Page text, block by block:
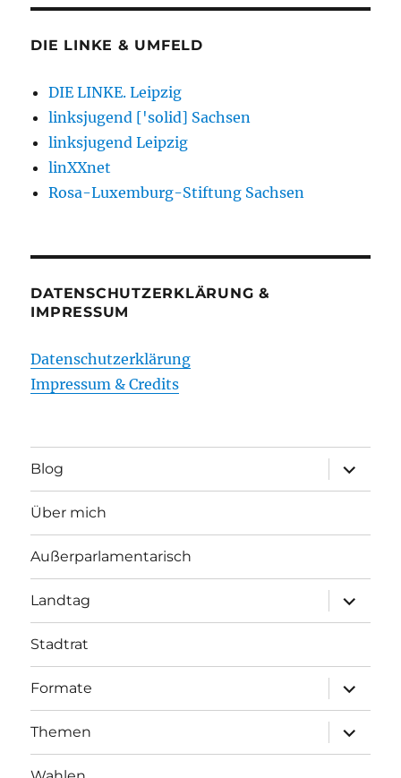
DIE LINKE & UMFELD
DIE LINKE. Leipzig
linksjugend ['solid] Sachsen
linksjugend Leipzig
linXXnet
Rosa-Luxemburg-Stiftung Sachsen
DATENSCHUTZERKLÄRUNG &
IMPRESSUM
Datenschutzerklärung
Impressum & Credits
Blog
öffnen
Über mich
Außerparlamentarisch
Landtag
öffnen
Stadtrat
Formate
öffnen
Themen
öffnen